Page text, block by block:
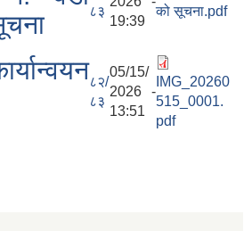
८३
19:39
को सूचना.pdf
८२/
८३
05/15/
2026 -
13:51
IMG_20260
515_0001.
pdf